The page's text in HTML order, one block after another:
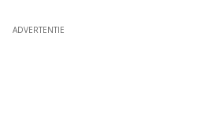
ADVERTENTIE